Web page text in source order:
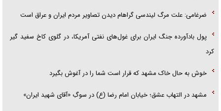
ضرغامی: علت مرگ لیندسی گراهام دیدن تصاویر مردم ایران و عراق است
پول بادآورده جنگ ایران برای غول‌های نفتی آمریکا، در گلوی کاخ سفید گیر
کرد
خوش به حال خاک مشهد که قرار است شما را در آغوش بگیرد
مشهد در التهاب عشق؛ خیابان امام رضا (ع) در سوگِ «آقای شهید ایران»